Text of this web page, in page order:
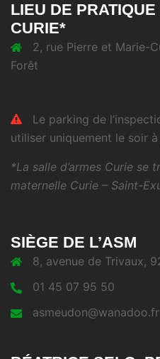
LIEU DE
CURIE*
2, rue Pierre et Marie-
Forêt
Le parking de
utiliser uniquement le soir
*La salle d’armes Curie se
maternelle Curie – Saint-
SIÈGE DE L’ASM
8, avenue de Trivaux,
01 45 07 95 50
asmeudon@wanadoo.fr